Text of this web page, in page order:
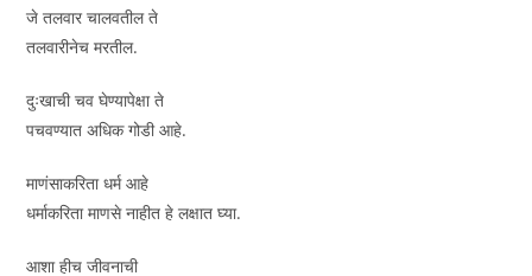
जे तलवार चालवतील ते
तलवारीनेच मरतील.
दुःखाची चव घेण्यापेक्षा ते
पचवण्यात अधिक गोडी आहे.
माणंसाकरिता धर्म आहे
धर्माकरिता माणसे नाहीत हे लक्षात घ्या.
आशा हीच जीवनाची